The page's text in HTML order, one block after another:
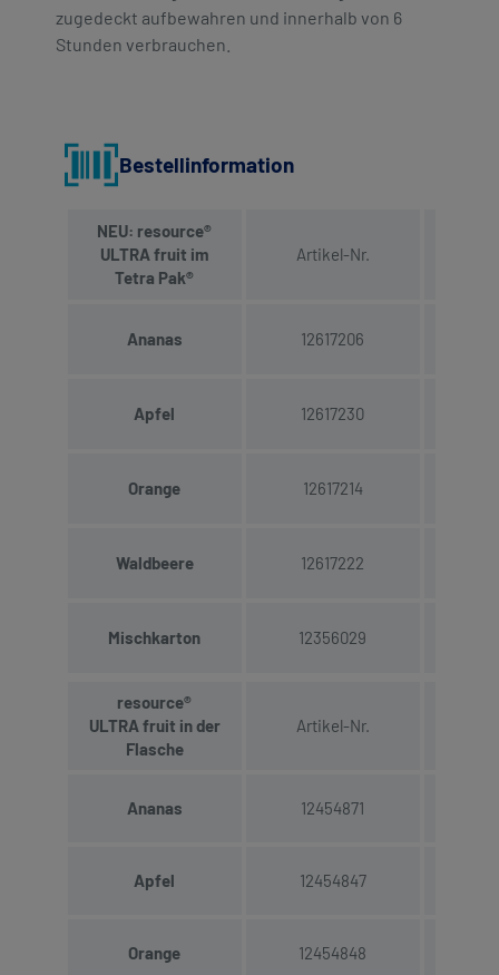
zugedeckt aufbewahren und innerhalb von 6
Stunden verbrauchen.
Bestellinformation
NEU: resource®
ULTRA fruit im
Tetra Pak®
Artikel-Nr.
Ananas 12617206
Apfel 12617230
Orange 12617214
Waldbeere 12617222
Mischkarton 12356029
resource®
ULTRA fruit in der
Flasche
Artikel-Nr.
Ananas 12454871
Apfel 12454847
Orange 12454848